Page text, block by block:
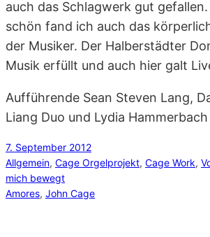
auch das Schlagwerk gut
schön fand ich auch das
der Musiker. Der Halberstädter
Musik erfüllt und auch hier galt
Aufführende Sean Steven Lang,
Liang Duo und Lydia Hammerbach
7. September 2012
Allgemein, Cage Orgelprojekt, Cage Work,
mich bewegt
Amores, John Cage